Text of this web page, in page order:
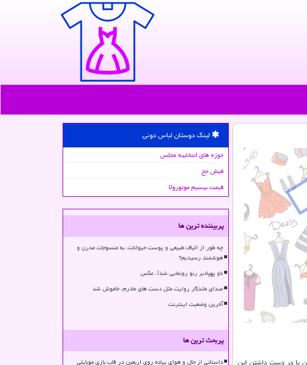
لینک دوستان لباس دونی
حوزه های انتخابیه مجلس
فیش حج
قیمت بیسیم موتورولا
پربیننده ترین ها
چه طور از الیاف طبیعی و پوست حیوانات، به منسوجات مدرن و
هوشمند رسیدیم؟
ناو پهپادبر رنو رونمایی شد!، عکس
صدای ماندگار روایت مثل دست های مادرم، خاموش شد
آخرین وضعیت اینترنت
پربحث ترین ها
داستانی از حال و هوای پیاده روی اربعین در قاب بازی موبایلی